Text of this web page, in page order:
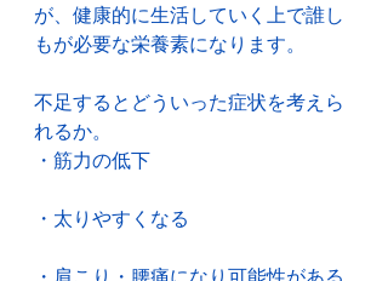
が、健康的に生活していく上で誰し
もが必要な栄養素になります。
不足するとどういった症状を考えら
れるか。
・筋力の低下
・太りやすくなる
・肩こり・腰痛になり可能性がある